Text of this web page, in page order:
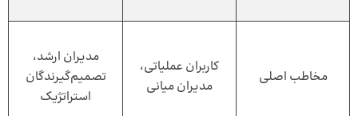
مخاطب اصلی
کاربران عملیاتی،
مدیران میانی
مدیران ارشد،
تصمیم‌گیرندگان
استراتژیک